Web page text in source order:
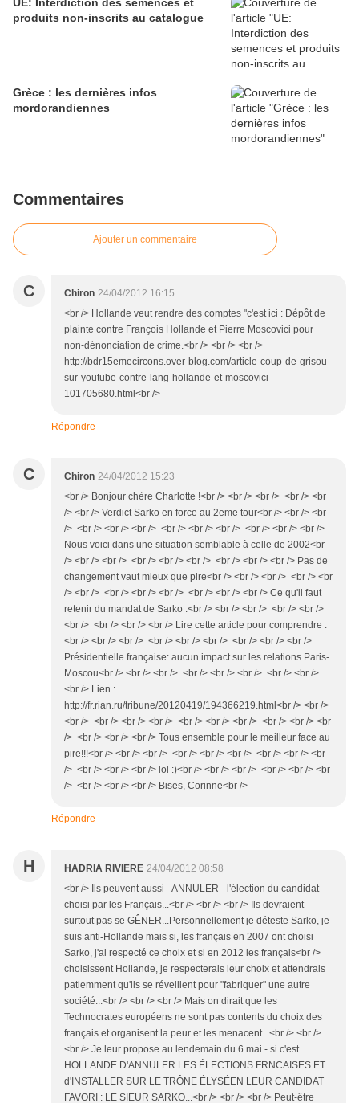
produits non-inscrits au catalogue
Grèce : les dernières infos
mordorandiennes
Commentaires
Ajouter un commentaire
C Chiron 24/04/2012 16:15
<br /> Hollande veut rendre des comptes "c'est ici : Dépôt de
plainte contre François Hollande et Pierre Moscovici pour
non-dénonciation de crime.<br /> <br /> <br />
http://bdr15emecircons.over-blog.com/article-coup-de-grisou-
sur-youtube-contre-lang-hollande-et-moscovici-
101705680.html<br />
Répondre
C Chiron 24/04/2012 15:23
<br /> Bonjour chère Charlotte !<br /> <br /> <br /> <br /> <br
/> <br /> Verdict Sarko en force au 2eme tour<br /> <br /> <br
/> <br /> <br /> <br /> <br /> <br /> <br /> <br /> <br /> <br />
Nous voici dans une situation semblable à celle de 2002<br
/> <br /> <br /> <br /> <br /> <br /> <br /> <br /> <br /> Pas de
changement vaut mieux que pire<br /> <br /> <br /> <br /> <br
/> <br /> <br /> <br /> <br /> <br /> <br /> <br /> Ce qu'il faut
retenir du mandat de Sarko :<br /> <br /> <br /> <br /> <br />
<br /> <br /> <br /> <br /> Lire cette article pour comprendre :
<br /> <br /> <br /> <br /> <br /> <br /> <br /> <br /> <br />
Présidentielle française: aucun impact sur les relations Paris-
Moscou<br /> <br /> <br /> <br /> <br /> <br /> <br /> <br />
<br /> Lien :
http://fr.rian.ru/tribune/20120419/194366219.html<br /> <br />
<br /> <br /> <br /> <br /> <br /> <br /> <br /> <br /> <br /> <br
/> <br /> <br /> <br /> Tous ensemble pour le meilleur face au
pire!!!<br /> <br /> <br /> <br /> <br /> <br /> <br /> <br /> <br
/> <br /> <br /> <br /> lol :)<br /> <br /> <br /> <br /> <br /> <br
/> <br /> <br /> <br /> Bises, Corinne<br />
Répondre
H HADRIA RIVIERE 24/04/2012 08:58
<br /> Ils peuvent aussi - ANNULER - l'élection du candidat
choisi par les Français...<br /> <br /> <br /> Ils devraient
surtout pas se GÊNER...Personnellement je déteste Sarko, je
suis anti-Hollande mais si, les français en 2007 ont choisi
Sarko, j'ai respecté ce choix et si en 2012 les français<br />
choisissent Hollande, je respecterais leur choix et attendrais
patiemment qu'ils se réveillent pour "fabriquer" une autre
société...<br /> <br /> <br /> Mais on dirait que les
Technocrates européens ne sont pas contents du choix des
français et organisent la peur et les menacent...<br /> <br />
<br /> Je leur propose au lendemain du 6 mai - si c'est
HOLLANDE D'ANNULER LES ÉLECTIONS FRNCAISES ET
d'INSTALLER SUR LE TRÔNE ÉLYSÉEN LEUR CANDIDAT
FAVORI : LE SIEUR SARKO...<br /> <br /> <br /> Peut-être